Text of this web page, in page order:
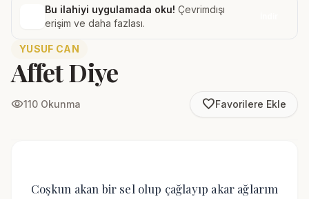
Bu ilahiyi uygulamada oku! Çevrimdışı
erişim ve daha fazlası.
YUSUF CAN
Affet Diye
visibility110 Okunma favorite_borderFavorilere Ekle
Coşkun akan bir sel olup çağlayıp akar ağlarım